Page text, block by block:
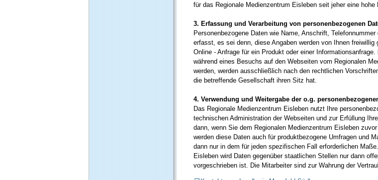
für das Regionale Medienzentrum Eisleben seit jeher eine hohe
3. Erfassung und Verarbeitung von personenbezogenen
Personenbezogene Daten wie Name, Anschrift,
erfasst, es sei denn, diese Angaben werden von Ihnen
Online - Anfrage für ein Produkt oder einer
während eines Besuchs auf den Webseiten vom Regionalen
werden, werden ausschließlich nach den rechtlichen
die betreffende Gesellschaft ihren Sitz hat.
4. Verwendung und Weitergabe der o.g.
Das Regionale Medienzentrum Eisleben nutzt Ihre
technischen Administration der Webseiten und zur Erfüllung
dann, wenn Sie dem Regionalen Medienzentrum Eisleben
werden diese Daten auch für produktbezogene Umfragen und
dann nur in dem für jeden spezifischen Fall erforderlichen
Eisleben wird Daten gegenüber staatlichen Stellen nur dann
vorgeschrieben ist. Die Mitarbeiter sind zur Wahrung der